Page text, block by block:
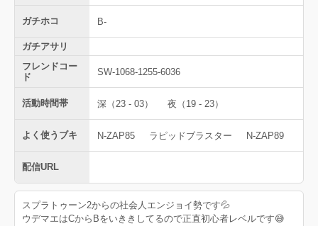
ガチホコ B-
ガチアサリ
フレンドコー
ド
SW-1068-1255-6036
活動時間帯 深（23 - 03） 夜（19 - 23）
よく使うブキ N-ZAP85 ラピッドブラスター N-ZAP89
配信URL
スプラトゥーン2からの社会人エンジョイ勢です💦
ウデマエはCからBをいききしてるので正直初心者レベルです😅